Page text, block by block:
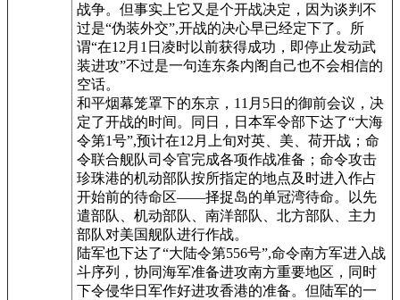
战争。但事实上它又是个开战决定，因为谈判不
过是“伪装外交”,开战的决心早已经定下了。所
谓“在12月1日凌时以前获得成功，即停止发动武
装进攻”不过是一句连东条内阁自己也不会相信的
空话。
和平烟幕笼罩下的东京，11月5日的御前会议，决
定了开战的时间。同日，日本军令部下达了“大海
令第1号”,预计在12月上旬对英、美、荷开战；命
令联合舰队司令官完成各项作战准备；命令攻击
珍珠港的机动部队按所指定的地点及时进入作占
开始前的待命区——择捉岛的单冠湾待命。以先
遣部队、机动部队、南洋部队、北方部队、主力
部队对美国舰队进行作战。
陆军也下达了“大陆令第556号”,命令南方军进入战
斗序列，协同海军准备进攻南方重要地区，同时
下令侵华日军作好进攻香港的准备。但陆军的一